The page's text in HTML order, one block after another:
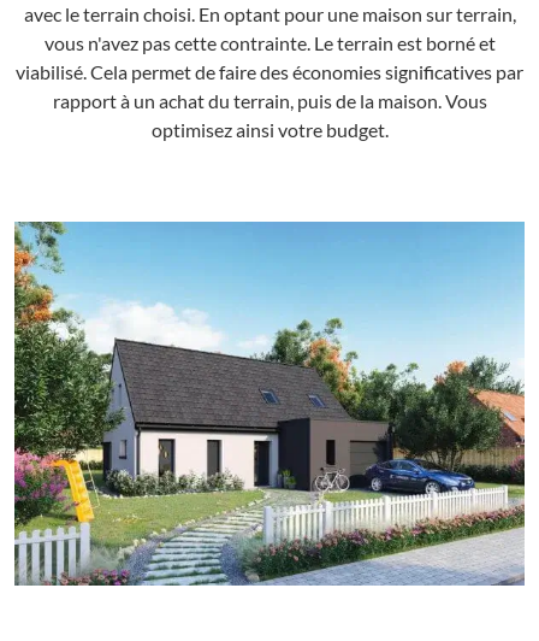
avec le terrain choisi. En optant pour une maison sur terrain,
vous n'avez pas cette contrainte. Le terrain est borné et
viabilisé. Cela permet de faire des économies significatives par
rapport à un achat du terrain, puis de la maison. Vous
optimisez ainsi votre budget.